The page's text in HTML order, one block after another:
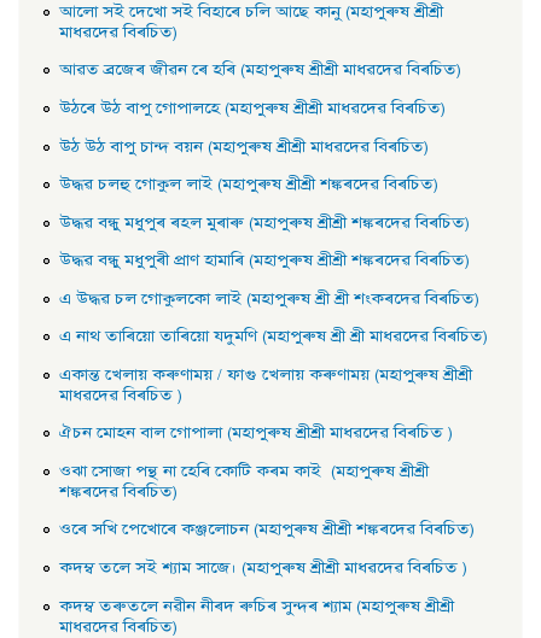
আলাে সই দেখাে সই বিহাৰে চলি আছে কানু (মহাপুৰুষ শ্ৰীশ্ৰী
মাধৱদেৱ বিৰচিত)
আৱত ব্ৰজেৰ জীৱন ৰে হৰি (মহাপুৰুষ শ্ৰীশ্ৰী মাধৱদেৱ বিৰচিত)
উঠৰে উঠ বাপু গােপালহে (মহাপুৰুষ শ্ৰীশ্ৰী মাধৱদেৱ বিৰচিত)
উঠ উঠ বাপু চান্দ বয়ন (মহাপুৰুষ শ্ৰীশ্ৰী মাধৱদেৱ বিৰচিত)
উদ্ধৱ চলহু গােকুল লাই (মহাপুৰুষ শ্ৰীশ্ৰী শঙ্কৰদেৱ বিৰচিত)
উদ্ধৱ বন্ধু মধুপুৰ ৰহল মুৰাৰু (মহাপুৰুষ শ্ৰীশ্ৰী শঙ্কৰদেৱ বিৰচিত)
উদ্ধৱ বন্ধু মধুপুৰী প্রাণ হামাৰি (মহাপুৰুষ শ্ৰীশ্ৰী শঙ্কৰদেৱ বিৰচিত)
এ উদ্ধৱ চল গােকুলকো লাই (মহাপুৰুষ শ্ৰী শ্ৰী শংকৰদেৱ বিৰচিত)
এ নাথ তাৰিয়াে তাৰিয়াে যদুমণি (মহাপুৰুষ শ্ৰী শ্ৰী মাধৱদেৱ বিৰচিত)
একান্ত খেলায় কৰুণাময় / ফাগু খেলায় কৰুণাময় (মহাপুৰুষ শ্ৰীশ্ৰী
মাধৱদেৱ বিৰচিত )
ঐচন মােহন বাল গােপালা (মহাপুৰুষ শ্ৰীশ্ৰী মাধৱদেৱ বিৰচিত )
ওঝা সােজা পন্থ না হেৰি কোটি কৰম কাই (মহাপুৰুষ শ্ৰীশ্ৰী
শঙ্কৰদেৱ বিৰচিত)
ওৰে সখি পেখােৰে কঞ্জলােচন (মহাপুৰুষ শ্ৰীশ্ৰী শঙ্কৰদেৱ বিৰচিত)
কদম্ব তলে সই শ্যাম সাজে। (মহাপুৰুষ শ্ৰীশ্ৰী মাধৱদেৱ বিৰচিত )
কদম্ব তৰুতলে নৱীন নীৰদ ৰুচিৰ সুন্দৰ শ্যাম (মহাপুৰুষ শ্ৰীশ্ৰী
মাধৱদেৱ বিৰচিত)